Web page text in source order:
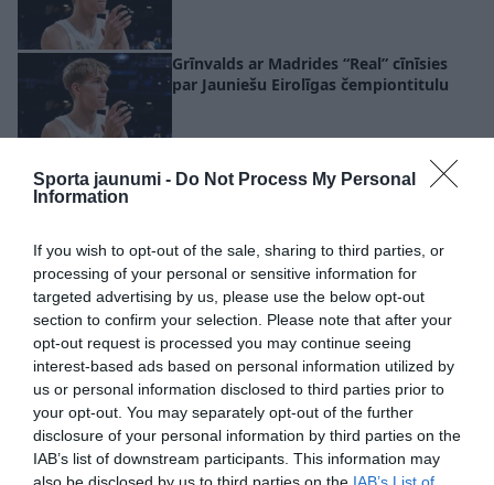
Sporta jaunumi - Do Not Process My Personal
Information
If you wish to opt-out of the sale, sharing to third parties, or
processing of your personal or sensitive information for
targeted advertising by us, please use the below opt-out
section to confirm your selection. Please note that after your
opt-out request is processed you may continue seeing
interest-based ads based on personal information utilized by
us or personal information disclosed to third parties prior to
your opt-out. You may separately opt-out of the further
disclosure of your personal information by third parties on the
IAB’s list of downstream participants. This information may
Grīnvalds ar Madrides “Real” cīnīsies
par Jauniešu Eirolīgas čempiontitulu
pārbaudes turnīru Zviedrijā – sastāvā